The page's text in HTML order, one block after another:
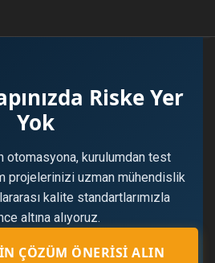
Riske Yer
Yok
otomasyona, kurulumdan test
projelerinizi uzman mühendislik
kalite standartlarımızla
altına alıyoruz.
ÇÖZÜM ÖNERISI ALIN